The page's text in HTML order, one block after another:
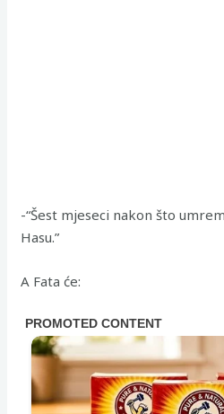
-“Šest mjeseci nakon što
Hasu.”
A Fata će: